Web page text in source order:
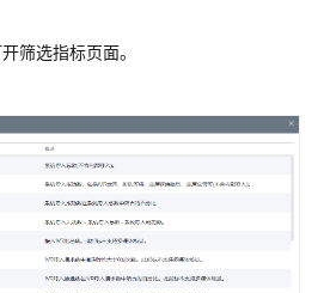
筛选指标页面。